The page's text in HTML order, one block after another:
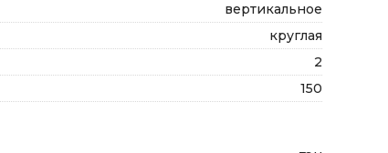
вертикальное
круглая
2
150